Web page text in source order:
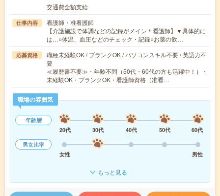
交通費全額支給
仕事内容
看護師・准看護師
【介護施設で体調などの記録がメイン＊看護師】▼具体的に
は…○体温、血圧などのチェック・記録○お薬の飲…
応募資格
職種未経験OK / ブランクOK / パソコンスキル不要 / 英語力不
要
≪履歴書不要≫・年齢不問（50代・60代の方も活躍中！）・
未経験OK・ブランクOK・看護師資格（准看…
職場の雰囲気
年齢層
20代
30代 40代 50代
60代
男女比率
女性
男性
もっと見る